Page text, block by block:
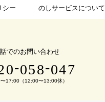
シー のしサービスについて
でのお問い合わせ
-058-047
17:00（12:00〜13:00休）